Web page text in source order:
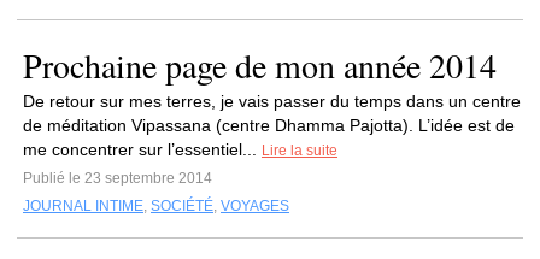
Prochaine page de mon année 2014
De retour sur mes terres, je vais passer du temps dans un centre
de méditation Vipassana (centre Dhamma Pajotta). L’idée est de
me concentrer sur l’essentiel...
Lire la suite
Publié le 23 septembre 2014
JOURNAL INTIME, SOCIÉTÉ, VOYAGES